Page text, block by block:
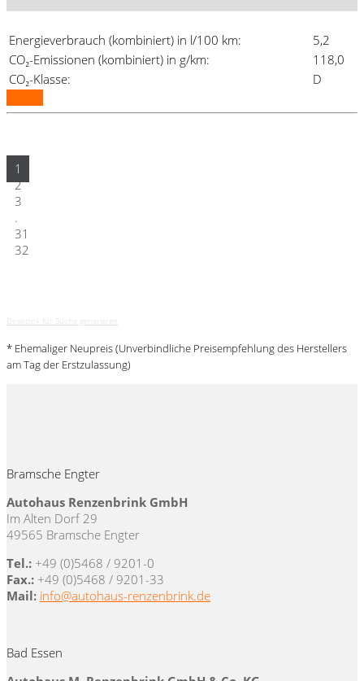
Energieverbrauch (kombiniert) in l/100 km:
5,2
CO₂-Emissionen (kombiniert) in g/km:
118,0
CO₂-Klasse:
D
1
2
3
.
31
32
Direktlink für Suche generieren
* Ehemaliger Neupreis (Unverbindliche Preisempfehlung des Herstellers
am Tag der Erstzulassung)
Bramsche Engter
Autohaus Renzenbrink GmbH
Im Alten Dorf 29
49565 Bramsche Engter
Tel.: +49 (0)5468 / 9201-0
Fax.: +49 (0)5468 / 9201-33
Mail: info@autohaus-renzenbrink.de
Bad Essen